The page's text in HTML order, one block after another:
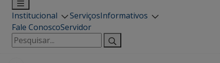
Institucional ServiçosInformativos
Fale ConoscoServidor
Pesquisar
por: